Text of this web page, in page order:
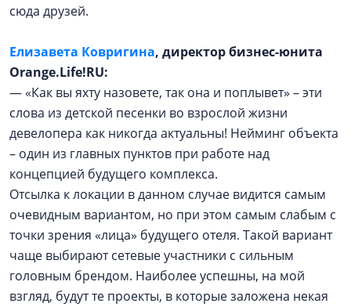
сюда друзей.
Елизавета Ковригина, директор бизнес-юнита
Orange.Life!RU:
— «Как вы яхту назовете, так она и поплывет» – эти
слова из детской песенки во взрослой жизни
девелопера как никогда актуальны! Нейминг объекта
– один из главных пунктов при работе над
концепцией будущего комплекса.
Отсылка к локации в данном случае видится самым
очевидным вариантом, но при этом самым слабым с
точки зрения «лица» будущего отеля. Такой вариант
чаще выбирают сетевые участники с сильным
головным брендом. Наиболее успешны, на мой
взгляд, будут те проекты, в которые заложена некая